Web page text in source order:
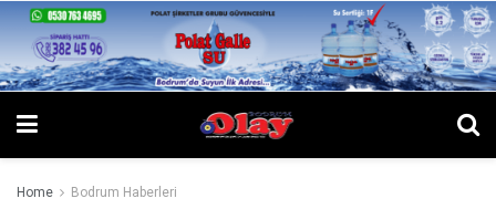
Home Bodrum Haberleri